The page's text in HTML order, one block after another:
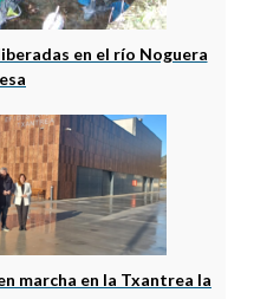
en el río Noguera
marcha en la Txantrea la